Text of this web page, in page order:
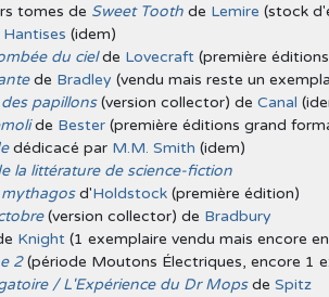
tomes de Sweet Tooth de Lemire (stock
(idem)
du cielde Lovecraft (première
de Bradley (vendu mais reste un
papillons(version collector) de Canal
de Bester (première éditions grand
dédicacé par M.M. Smith (idem)
la littérature de science-fiction
d'Holdstock (première édition)
(version collector) de Bradbury
Knight (1 exemplaire vendu mais encore
2(période Moutons Électriques, encore 1
/ L'Expérience du Dr Mops de Spitz